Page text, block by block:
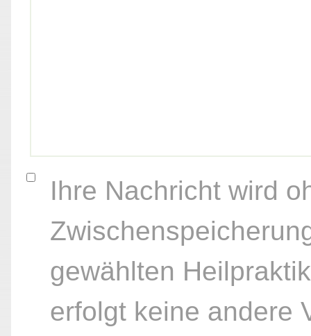
Ihre Nachricht wird
gewählten
erfolgt keine andere